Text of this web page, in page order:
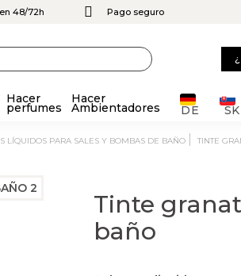
48/72h Pago seguro
Hacer
perfumes
Hacer
Ambientadores DE SK
LÍQUIDOS PARA SALES Y BOMBAS DE BAÑO TINTE
Tinte
baño